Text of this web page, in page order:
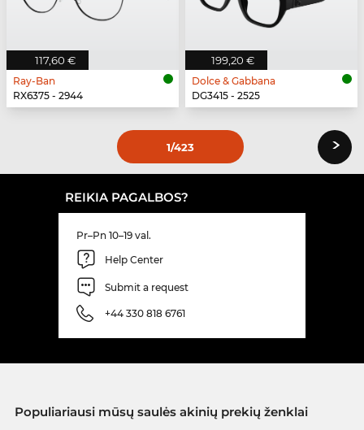
117,60 €
Ray-Ban
RX6375 - 2944
199,20 €
Dolce & Gabbana
DG3415 - 2525
1/423 ›
REIKIA PAGALBOS?
Pr–Pn 10–19 val.
Help Center
Submit a request
+44 330 818 6761
Populiariausi mūsų saulės akinių prekių ženklai